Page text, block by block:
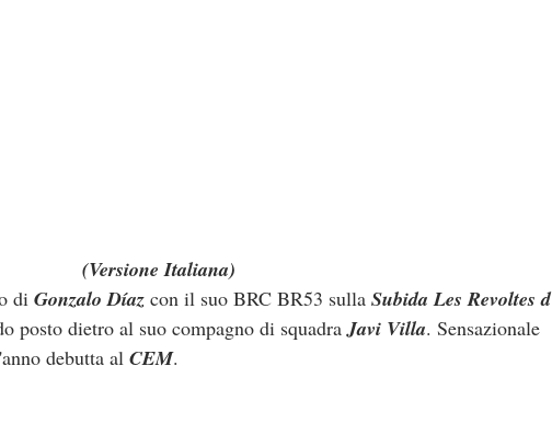
(Versione Italiana)
di Gonzalo Díaz con il suo BRC BR53 sulla Subida Les Revoltes d
posto dietro al suo compagno di squadra Javi Villa. Sensazionale
debutta al CEM.